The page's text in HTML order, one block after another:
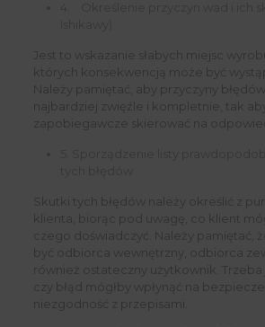
Jest to wskazanie słabych miejsc
których konsekwencją może być
Należy pamiętać, aby przyczyny
najbardziej zwięźle i kompletnie, tak
zapobiegawcze skierować na
Skutki tych błędów należy określić z
klienta, biorąc pod uwagę, co klient
czego doświadczyć. Należy pamiętać,
być odbiorca wewnętrzny, odbiorca
również ostateczny użytkownik. Trzeba
czy błąd mógłby wpłynąć na
niezgodność z przepisami.